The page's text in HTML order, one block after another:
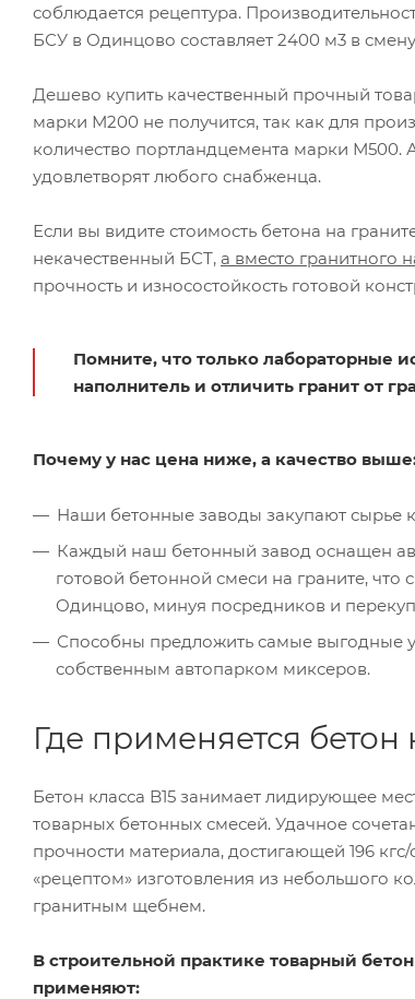
соблюдается рецептура.
БСУ в Одинцово составляет 2400 м3 в
Дешево купить качественный прочный
марки М200 не получится, так как для
количество портландцемента марки М500.
удовлетворят любого снабженца.
Если вы видите стоимость бетона на
некачественный БСТ, а вместо гранитного
прочность и износостойкость готовой
Помните, что только лабораторные
наполнитель и отличить гранит от
Почему у нас цена ниже, а качество
Наши бетонные заводы закупают
Каждый наш бетонный завод оснащен
готовой бетонной смеси на граните,
Одинцово, минуя посредников и
Способны предложить самые выгодные
собственным автопарком миксеров.
Где применяется
Бетон класса B15 занимает лидирующее
товарных бетонных смесей. Удачное
прочности материала, достигающей 196
«рецептом» изготовления из небольшого
гранитным щебнем.
В строительной практике товарный
применяют: